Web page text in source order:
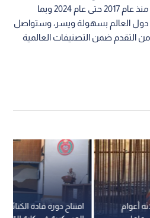
تصنيف Henley and Partner منذ عام 2017 حتى عام 2024 وبما
دول العالم بسهولة ويسر، وستواصل
التقدم ضمن التصنيفات العالمية
افتتاح دورة قادة
أعوام